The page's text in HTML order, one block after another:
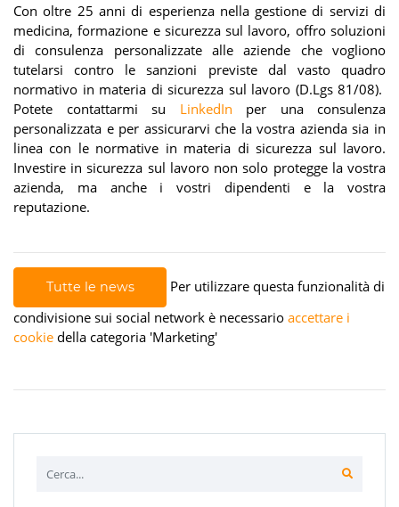
Con oltre 25 anni di esperienza nella gestione di servizi di
medicina, formazione e sicurezza sul lavoro, offro soluzioni
di consulenza personalizzate alle aziende che vogliono
tutelarsi contro le sanzioni previste dal vasto quadro
normativo in materia di sicurezza sul lavoro (D.Lgs 81/08).
Potete contattarmi su LinkedIn per una consulenza
personalizzata e per assicurarvi che la vostra azienda sia in
linea con le normative in materia di sicurezza sul lavoro.
Investire in sicurezza sul lavoro non solo protegge la vostra
azienda, ma anche i vostri dipendenti e la vostra
reputazione.
Tutte le news
Per utilizzare questa funzionalità di
condivisione sui social network è necessario accettare i
cookie della categoria 'Marketing'